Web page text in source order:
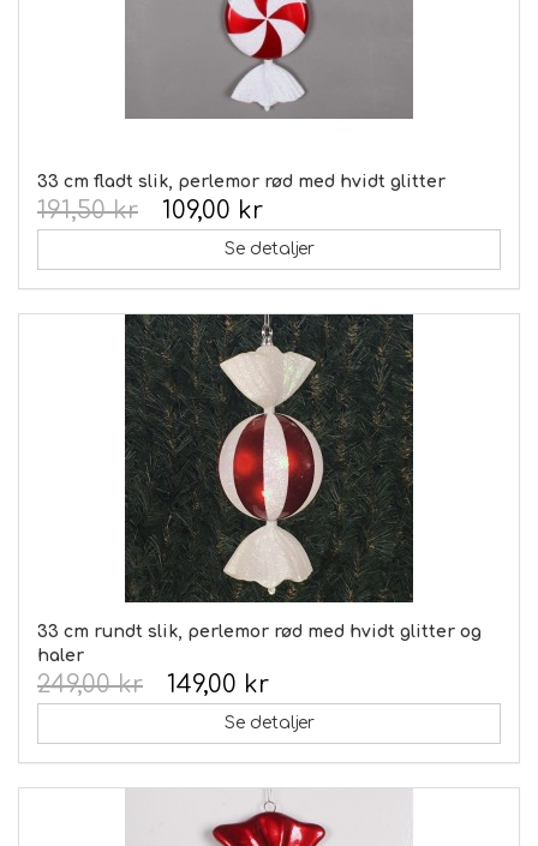
33 cm fladt slik, perlemor rød med hvidt glitter
109,00 kr
191,50 kr
Se detaljer
33 cm rundt slik, perlemor rød med hvidt glitter og
haler
149,00 kr
249,00 kr
Se detaljer